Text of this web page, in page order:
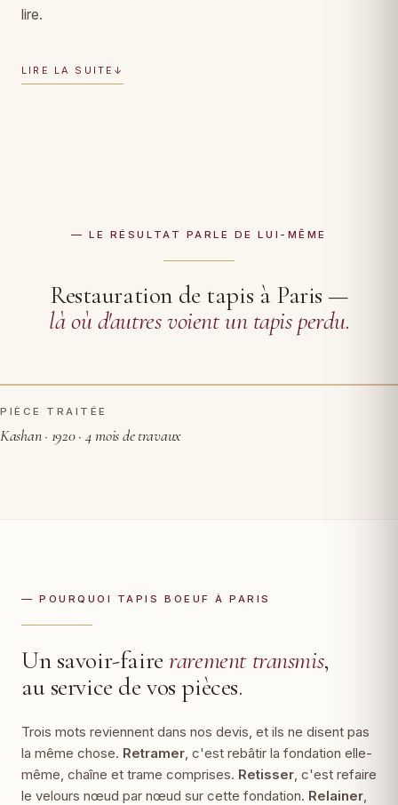
lire.
LIRE LA SUITE ↓
— LE RÉSULTAT PARLE DE LUI-MÊME
Restauration de tapis à Paris —
là où d'autres voient un tapis perdu.
AVANT RESTAURATION
PIÈCE TRAITÉE
Kashan · 1920 · 4 mois de travaux
— POURQUOI TAPIS BOEUF À PARIS
Un savoir-fairerarement transmis,
au service de vos pièces.
Trois mots reviennent dans nos devis, et ils ne disent pas
la même chose. Retramer , c'est rebâtir la fondation elle-
même, chaîne et trame comprises. Retisser , c'est refaire
le velours nœud par nœud sur cette fondation. Relainer